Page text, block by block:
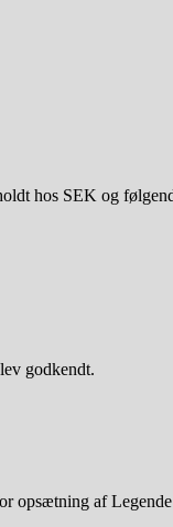
hos SEK og
godkendt.
opsætning af